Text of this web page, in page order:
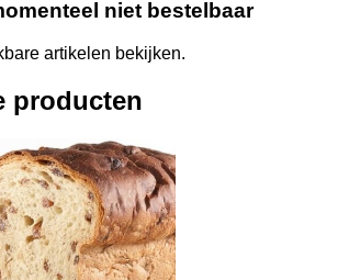
niet bestelbaar
artikelen bekijken.
producten